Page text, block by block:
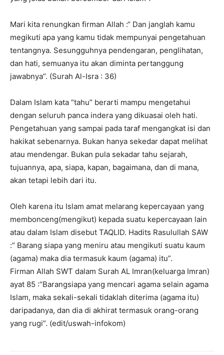
Mari kita renungkan firman Allah :“ Dan janglah kamu
megikuti apa yang kamu tidak mempunyai pengetahuan
tentangnya. Sesungguhnya pendengaran, penglihatan,
dan hati, semuanya itu akan diminta pertanggung
jawabnya”. (Surah Al-Isra : 36)
Dalam Islam kata “tahu” berarti mampu mengetahui
dengan seluruh panca indera yang dikuasai oleh hati.
Pengetahuan yang sampai pada taraf mengangkat isi dan
hakikat sebenarnya. Bukan hanya sekedar dapat melihat
atau mendengar. Bukan pula sekadar tahu sejarah,
tujuannya, apa, siapa, kapan, bagaimana, dan di mana,
akan tetapi lebih dari itu.
Oleh karena itu Islam amat melarang kepercayaan yang
membonceng(mengikut) kepada suatu kepercayaan lain
atau dalam Islam disebut TAQLID. Hadits Rasulullah SAW
:“ Barang siapa yang meniru atau mengikuti suatu kaum
(agama) maka dia termasuk kaum (agama) itu”.
Firman Allah SWT dalam Surah AL Imran(keluarga Imran)
ayat 85 :“Barangsiapa yang mencari agama selain agama
Islam, maka sekali-sekali tidaklah diterima (agama itu)
daripadanya, dan dia di akhirat termasuk orang-orang
yang rugi”. (edit/uswah-infokom)